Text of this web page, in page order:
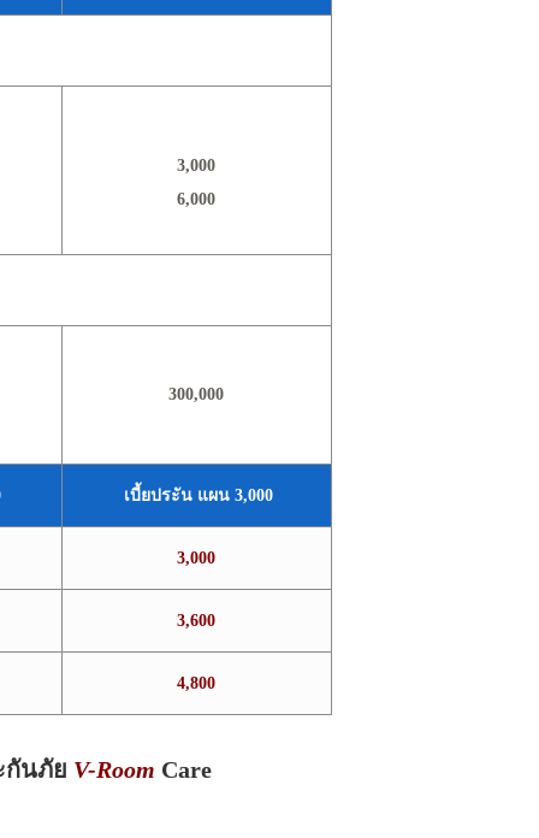
3,000
6,000
300,000
เบี้ยประัน แผน 3,000
3,000
3,600
4,800
กันภัย V-Room Care